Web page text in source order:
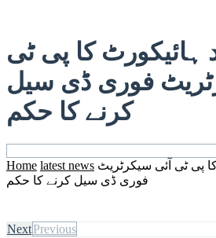
ہائیکورٹ کا پی ٹی
فوری ڈی سیل
کرنے کا حکم
Home latest news کا پی ٹی آئی سیکرٹریٹ
فوری ڈی سیل کرنے کا حکم
NextPrevious